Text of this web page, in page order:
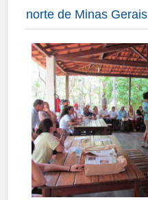
norte de Minas Gerais